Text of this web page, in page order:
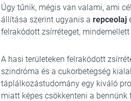
Úgy tűnik, mégis van valami, ami
állítása szerint ugyanis a repceolaj
felrakódott zsírréteget,
A hasi területeken felrakódott
szindróma és a cukorbetegség
táplálkozástudomány egy kiváló
miatt képes csökkenteni a